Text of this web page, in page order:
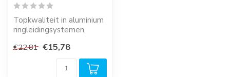
Topkwaliteit in aluminium
ringleidingsystemen,
systeem met w...
€22,81 €15,78